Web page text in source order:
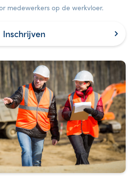
medewerkers op de werkvloer.
Inschrijven